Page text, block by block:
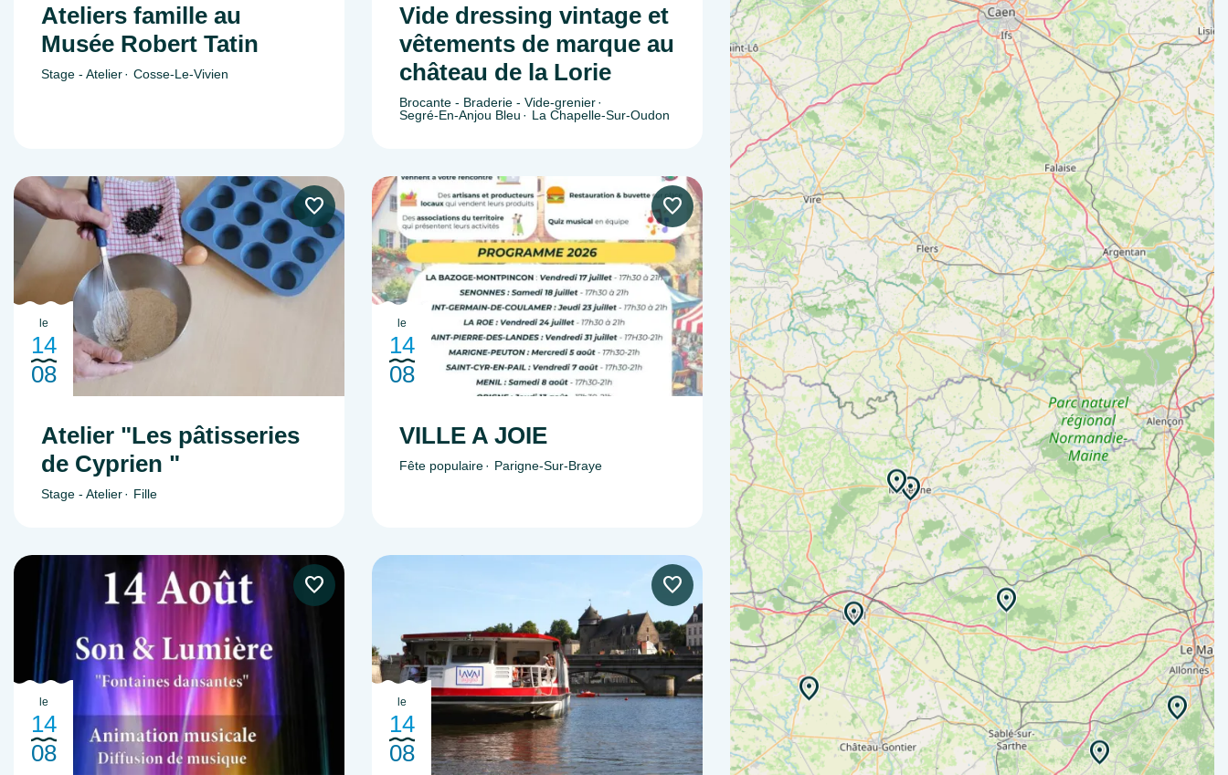
Ateliers famille au
Musée Robert Tatin
Stage - Atelier Cosse-Le-Vivien
Vide dressing vintage et
vêtements de marque au
château de la Lorie
Brocante - Braderie - Vide-grenier
Segré-En-Anjou Bleu
La Chapelle-Sur-Oudon
le
14
08
Atelier "Les pâtisseries
de Cyprien "
Stage - Atelier Fille
le
14
08
VILLE A JOIE
Fête populaire Parigne-Sur-Braye
le
14
08
le
14
08